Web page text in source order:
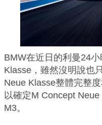
BMW在近日的利曼24
Klasse，雖然沒明說也
Neue Klasse整體完整
以確定M Concept
M3。